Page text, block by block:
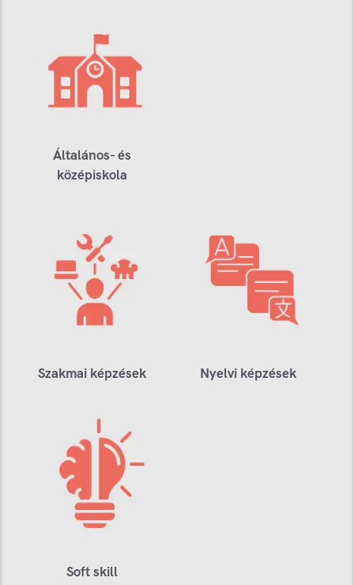
Általános- és
középiskola
Szakmai képzések Nyelvi képzések
Soft skill